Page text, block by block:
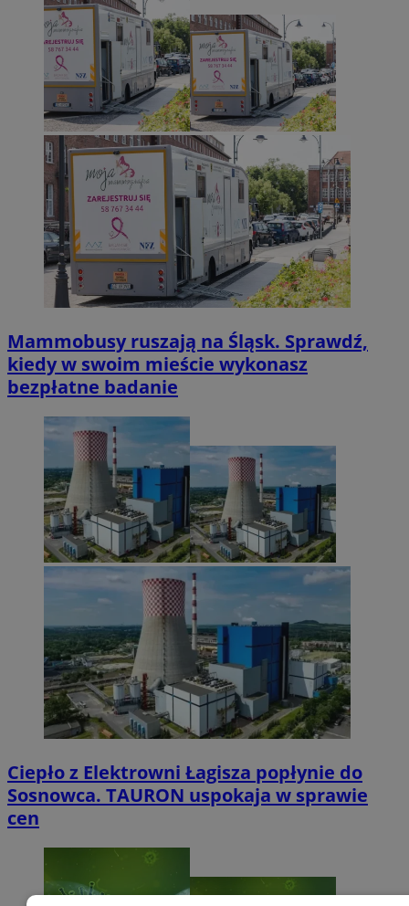
Mammobusy ruszają na Śląsk. Sprawdź,
kiedy w swoim mieście wykonasz
bezpłatne badanie
Ciepło z Elektrowni Łagisza popłynie do
Sosnowca. TAURON uspokaja w sprawie
cen